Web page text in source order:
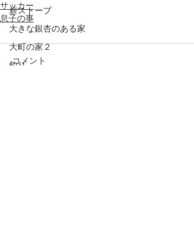
薪ストーブ
大きな銀杏のある家
大町の家２
釣り
サッカー
息子の事
コメント